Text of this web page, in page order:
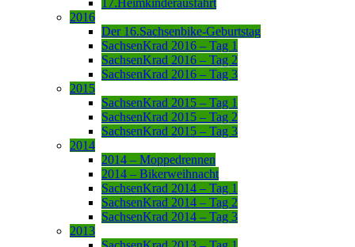
2016
Der 16.Sachsenbike-Geburtstag
SachsenKrad 2016 – Tag 1
SachsenKrad 2016 – Tag 2
SachsenKrad 2016 – Tag 3
2015
SachsenKrad 2015 – Tag 1
SachsenKrad 2015 – Tag 2
SachsenKrad 2015 – Tag 3
2014
2014 – Moppedrennen
2014 – Bikerweihnacht
SachsenKrad 2014 – Tag 1
SachsenKrad 2014 – Tag 2
SachsenKrad 2014 – Tag 3
2013